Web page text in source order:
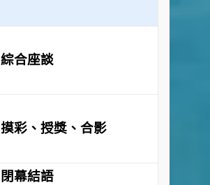
綜合座談
摸彩、授獎、合影
閉幕結語